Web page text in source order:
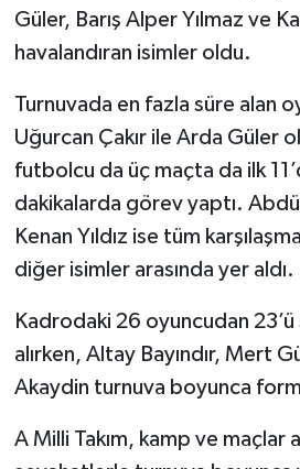
Güler, Barış Alper Yılmaz ve
havalandıran isimler oldu.
Turnuvada en fazla süre alan
Uğurcan Çakır ile Arda Güler
futbolcu da üç maçta da ilk
dakikalarda görev yaptı.
Kenan Yıldız ise tüm
diğer isimler arasında yer aldı.
Kadrodaki 26 oyuncudan 23’ü
alırken, Altay Bayındır, Mert
Akaydin turnuva boyunca
A Milli Takım, kamp ve maçlar